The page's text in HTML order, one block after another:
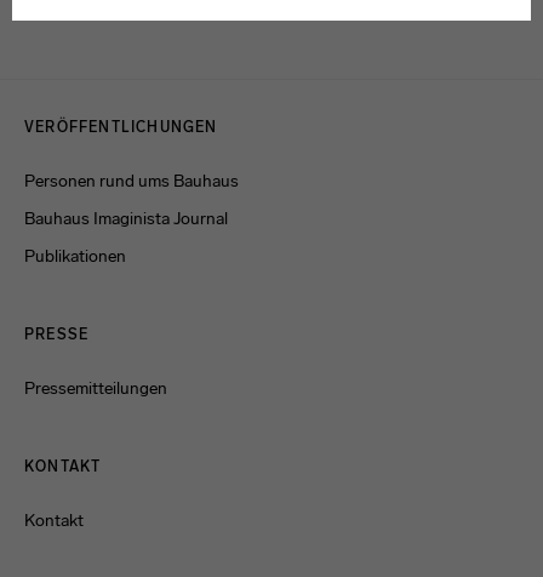
VERÖFFENTLICHUNGEN
Personen rund ums Bauhaus
Bauhaus Imaginista Journal
Publikationen
PRESSE
Pressemitteilungen
KONTAKT
Kontakt